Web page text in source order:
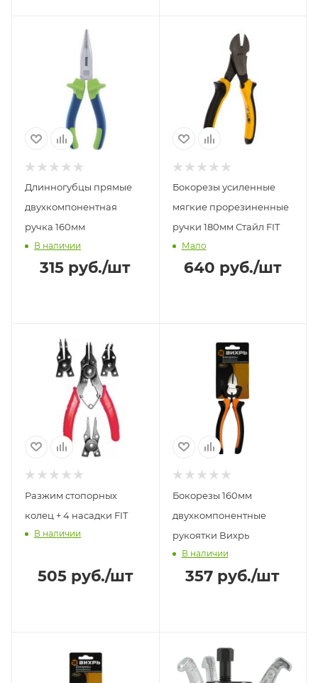
Длинногубцы прямые
двухкомпонентная
ручка 160мм
В наличии
315 руб./шт
Бокорезы усиленные
мягкие прорезиненные
ручки 180мм Стайл FIT
Мало
640 руб./шт
Разжим стопорных
колец + 4 насадки FIT
В наличии
505руб./шт
Бокорезы 160мм
двухкомпонентные
рукоятки Вихрь
В наличии
357 руб./шт